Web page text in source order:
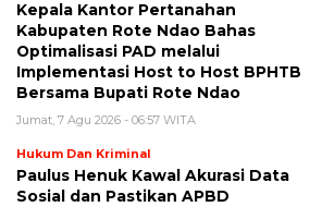
Kepala Kantor Pertanahan
Kabupaten Rote Ndao Bahas
Optimalisasi PAD melalui
Implementasi Host to Host BPHTB
Bersama Bupati Rote Ndao
Jumat, 7 Agu 2026 - 06:57 WITA
Hukum Dan Kriminal
Paulus Henuk Kawal Akurasi Data
Sosial dan Pastikan APBD